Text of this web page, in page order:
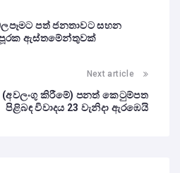
පත් ජනතාවට සහන
ඇස්තමේන්තුවක්
Next article
කිරීමේ) පනත් කෙටුම්පත
පිළිබඳ විවාදය 23 වැනිදා ඇරඹෙයි